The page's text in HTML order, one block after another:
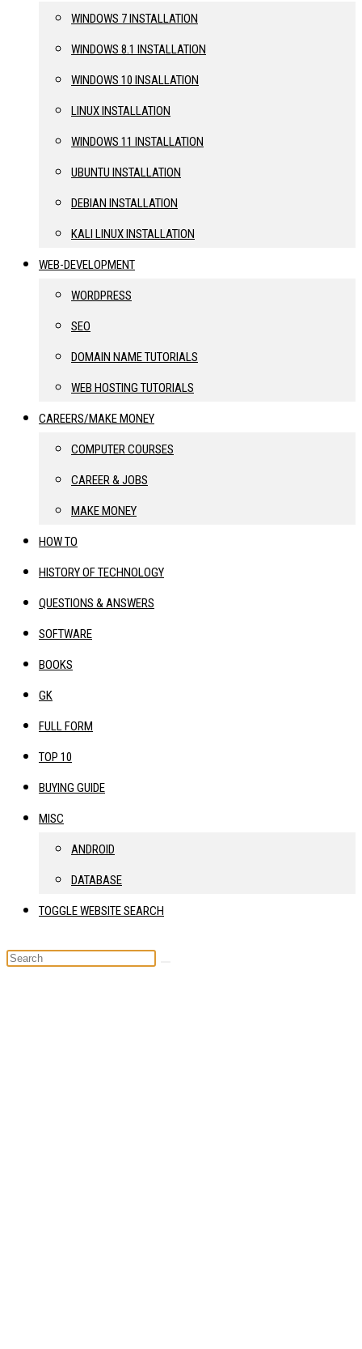
WINDOWS 7 INSTALLATION
WINDOWS 8.1 INSTALLATION
WINDOWS 10 INSALLATION
LINUX INSTALLATION
WINDOWS 11 INSTALLATION
UBUNTU INSTALLATION
DEBIAN INSTALLATION
KALI LINUX INSTALLATION
WEB-DEVELOPMENT
WORDPRESS
SEO
DOMAIN NAME TUTORIALS
WEB HOSTING TUTORIALS
CAREERS/MAKE MONEY
COMPUTER COURSES
CAREER & JOBS
MAKE MONEY
HOW TO
HISTORY OF TECHNOLOGY
QUESTIONS & ANSWERS
SOFTWARE
BOOKS
GK
FULL FORM
TOP 10
BUYING GUIDE
MISC
ANDROID
DATABASE
TOGGLE WEBSITE SEARCH